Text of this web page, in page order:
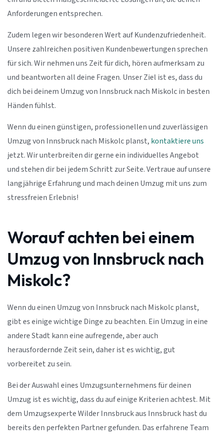
Anforderungen entsprechen.
Zudem legen wir besonderen Wert auf Kundenzufriedenheit.
Unsere zahlreichen positiven Kundenbewertungen sprechen
für sich. Wir nehmen uns Zeit für dich, hören aufmerksam zu
und beantworten all deine Fragen. Unser Ziel ist es, dass du
dich bei deinem Umzug von Innsbruck nach Miskolc in besten
Händen fühlst.
Wenn du einen günstigen, professionellen und zuverlässigen
Umzug von Innsbruck nach Miskolc planst, kontaktiere uns
jetzt. Wir unterbreiten dir gerne ein individuelles Angebot
und stehen dir bei jedem Schritt zur Seite. Vertraue auf unsere
langjährige Erfahrung und mach deinen Umzug mit uns zum
stressfreien Erlebnis!
Worauf achten bei einem
Umzug von Innsbruck nach
Miskolc?
Wenn du einen Umzug von Innsbruck nach Miskolc planst,
gibt es einige wichtige Dinge zu beachten. Ein Umzug in eine
andere Stadt kann eine aufregende, aber auch
herausfordernde Zeit sein, daher ist es wichtig, gut
vorbereitet zu sein.
Bei der Auswahl eines Umzugsunternehmens für deinen
Umzug ist es wichtig, dass du auf einige Kriterien achtest. Mit
dem Umzugsexperte Wilder Innsbruck aus Innsbruck hast du
bereits den perfekten Partner gefunden. Das erfahrene Team